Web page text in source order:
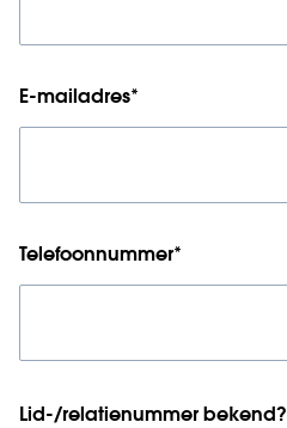
E-mailadres*
Telefoonnummer*
Lid-/relatienummer bekend?